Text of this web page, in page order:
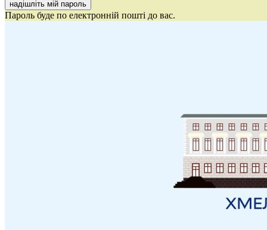
Пароль буде по електронній пошті до вас.